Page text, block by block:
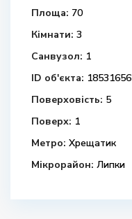
Площа: 70
Кімнати: 3
Санвузол: 1
ID об'єкта: 18531656
Поверховість: 5
Поверх: 1
Метро: Хрещатик
Мікрорайон: Липки